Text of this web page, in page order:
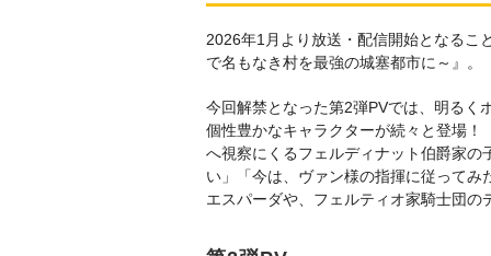
2026年1月より放送・配信開始となるこ
で名もなき村を最強の城塞都市に～』。
今回解禁となった第2弾PVでは、明るく
個性豊かなキャラクターが続々と登場
へ視察にくるフェルディナット伯爵家
い」「今は、ヴァン様の指揮に従って
エスパーダや、フェルティオ家騎士団